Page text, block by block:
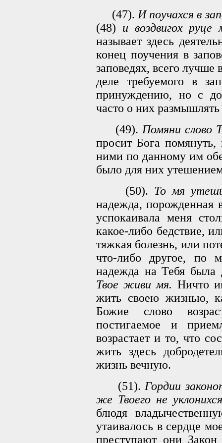
(47). И поучахся в
(48) и воздвигох
называет здесь
конец поучения в
заповедях, всего лучше
деле требуемого в
принуждению, но с
часто о них размышлять
(49). Помяни слово
просит Бога
ними по данному им
было для них
(50). То мя
надежда, порожденная
успокаивала меня
какое-либо бедствие,
тяжкая болезнь, или
что-либо другое, по
надежда на Тебя
Твое живи мя. Ничто
жить своею жизнью,
Божие слово
постигаемое и
возрастает и то, что
жить здесь
жизнь вечную.
(51). Гордии
же Твоего не
блюдя
утаивалось в сердце
преступают они